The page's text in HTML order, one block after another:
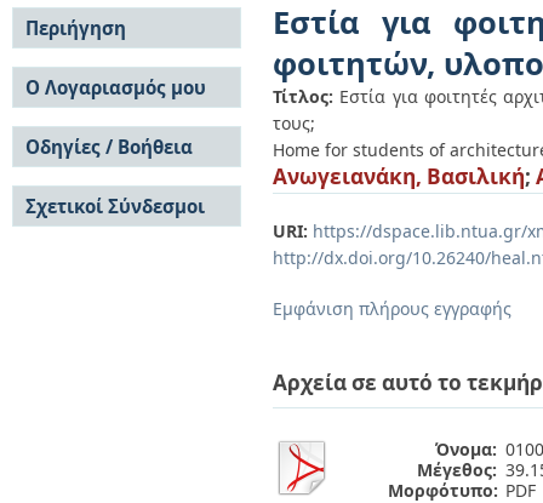
Εστία για
φοιτητών,
Τίτλος: Εστία για φοιτητές
τους;
Home for students of
Ανωγειανάκη, Βασιλική;
URI: https://dspace.lib.ntua.gr/
http://dx.doi.org/10.26240/
Εμφάνιση πλήρους εγγραφής
Αρχεία σε αυτό το
Όνομα:
Μέγεθος:
Μορφότυπο: PDF
Περιήγηση
Σε όλο το DSpace
Κοινότητες & Συλλογές
Ανά Ημερομηνία
Έκδοσης
Συγγραφείς
Τίτλοι
Θέματα
Ο Λογαριασμός μου
Σύνδεση
Εγγραφή
Οδηγίες / Βοήθεια
Οδηγίες Υποβολής
Οδηγίες Χρήσης ΙΑ
Συχνές Ερωτήσεις
Σχετικοί Σύνδεσμοι